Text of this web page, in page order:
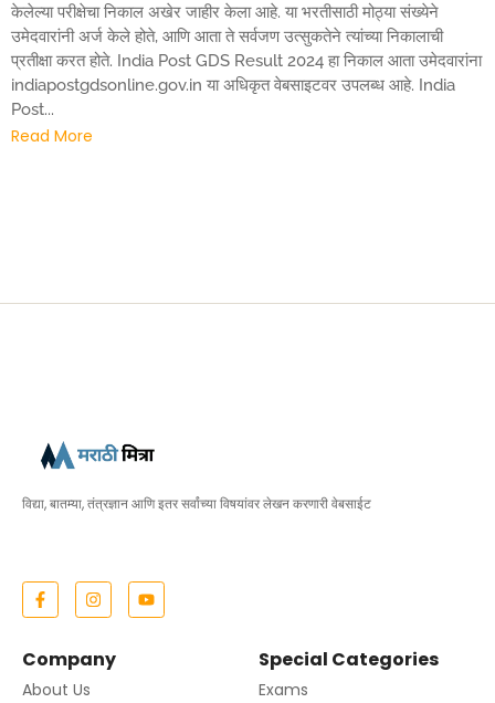
केलेल्या परीक्षेचा निकाल अखेर जाहीर केला आहे. या भरतीसाठी मोठ्या संख्येने
उमेदवारांनी अर्ज केले होते, आणि आता ते सर्वजण उत्सुकतेने त्यांच्या निकालाची
प्रतीक्षा करत होते. India Post GDS Result 2024 हा निकाल आता उमेदवारांना
indiapostgdsonline.gov.in या अधिकृत वेबसाइटवर उपलब्ध आहे. India
Post...
Read More
विद्या, बातम्या, तंत्रज्ञान आणि इतर सर्वांच्या विषयांवर लेखन करणारी वेबसाईट
Company
About Us
Special Categories
Exams